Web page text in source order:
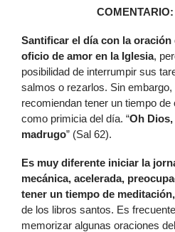
Santificar el día con la
oficio de amor en la Iglesia,
posibilidad de interrumpir sus
salmos o rezarlos. Sin
recomiendan tener un tiempo de
como primicia del día. “Oh
madrugo” (Sal 62).
Es muy diferente iniciar la
mecánica, acelerada,
tener un tiempo de
de los libros santos. Es
memorizar algunas oraciones